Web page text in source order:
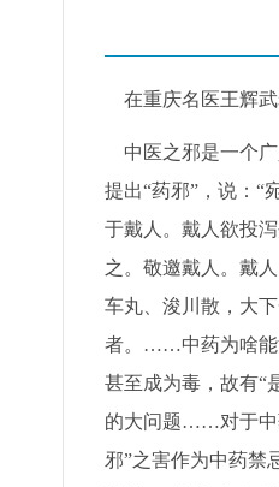
在重庆名医王辉武
中医之邪是一个
提出“药邪”，说：“
于戴人。戴人欲投
之。敬邀戴人。戴
车丸、浚川散，大
者。……中药为啥能
甚至成为毒，故有“
的大问题……对于中
邪”之害作为中药禁